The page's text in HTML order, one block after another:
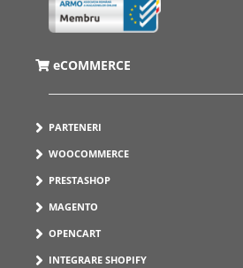
eCOMMERCE
PARTENERI
WOOCOMMERCE
PRESTASHOP
MAGENTO
OPENCART
INTEGRARE SHOPIFY